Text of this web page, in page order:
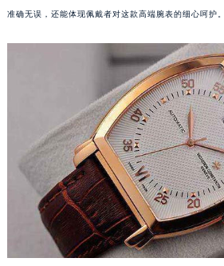
准确无误，还能体现佩戴者对这款高端腕表的细心呵护。